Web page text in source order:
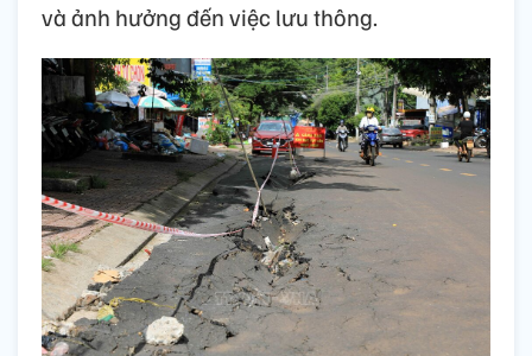
và ảnh hưởng đến việc lưu thông.